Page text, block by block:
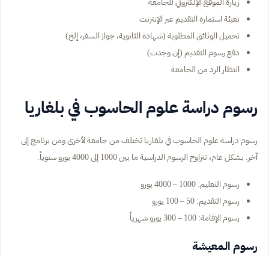
تعبئة استمارة التقديم عبر الإنترنت
تحميل الوثائق المطلوبة (شهادة الثانوية، جواز السفر، إلخ)
دفع رسوم التقديم (إن وجدت)
انتظار الرد من الجامعة
رسوم دراسة علوم الحاسوب في بلغاريا
رسوم دراسة علوم الحاسوب في بلغاريا تختلف من جامعة لأخرى ومن برنامج إلى
آخر. بشكل عام، تتراوح الرسوم الدراسية ما بين 1000 إلى 4000 يورو سنوياً.
رسوم التعليم: 1000 – 4000 يورو
رسوم التقديم: 50 – 100 يورو
رسوم الإقامة: 100 – 300 يورو شهرياً
رسوم المعيشة